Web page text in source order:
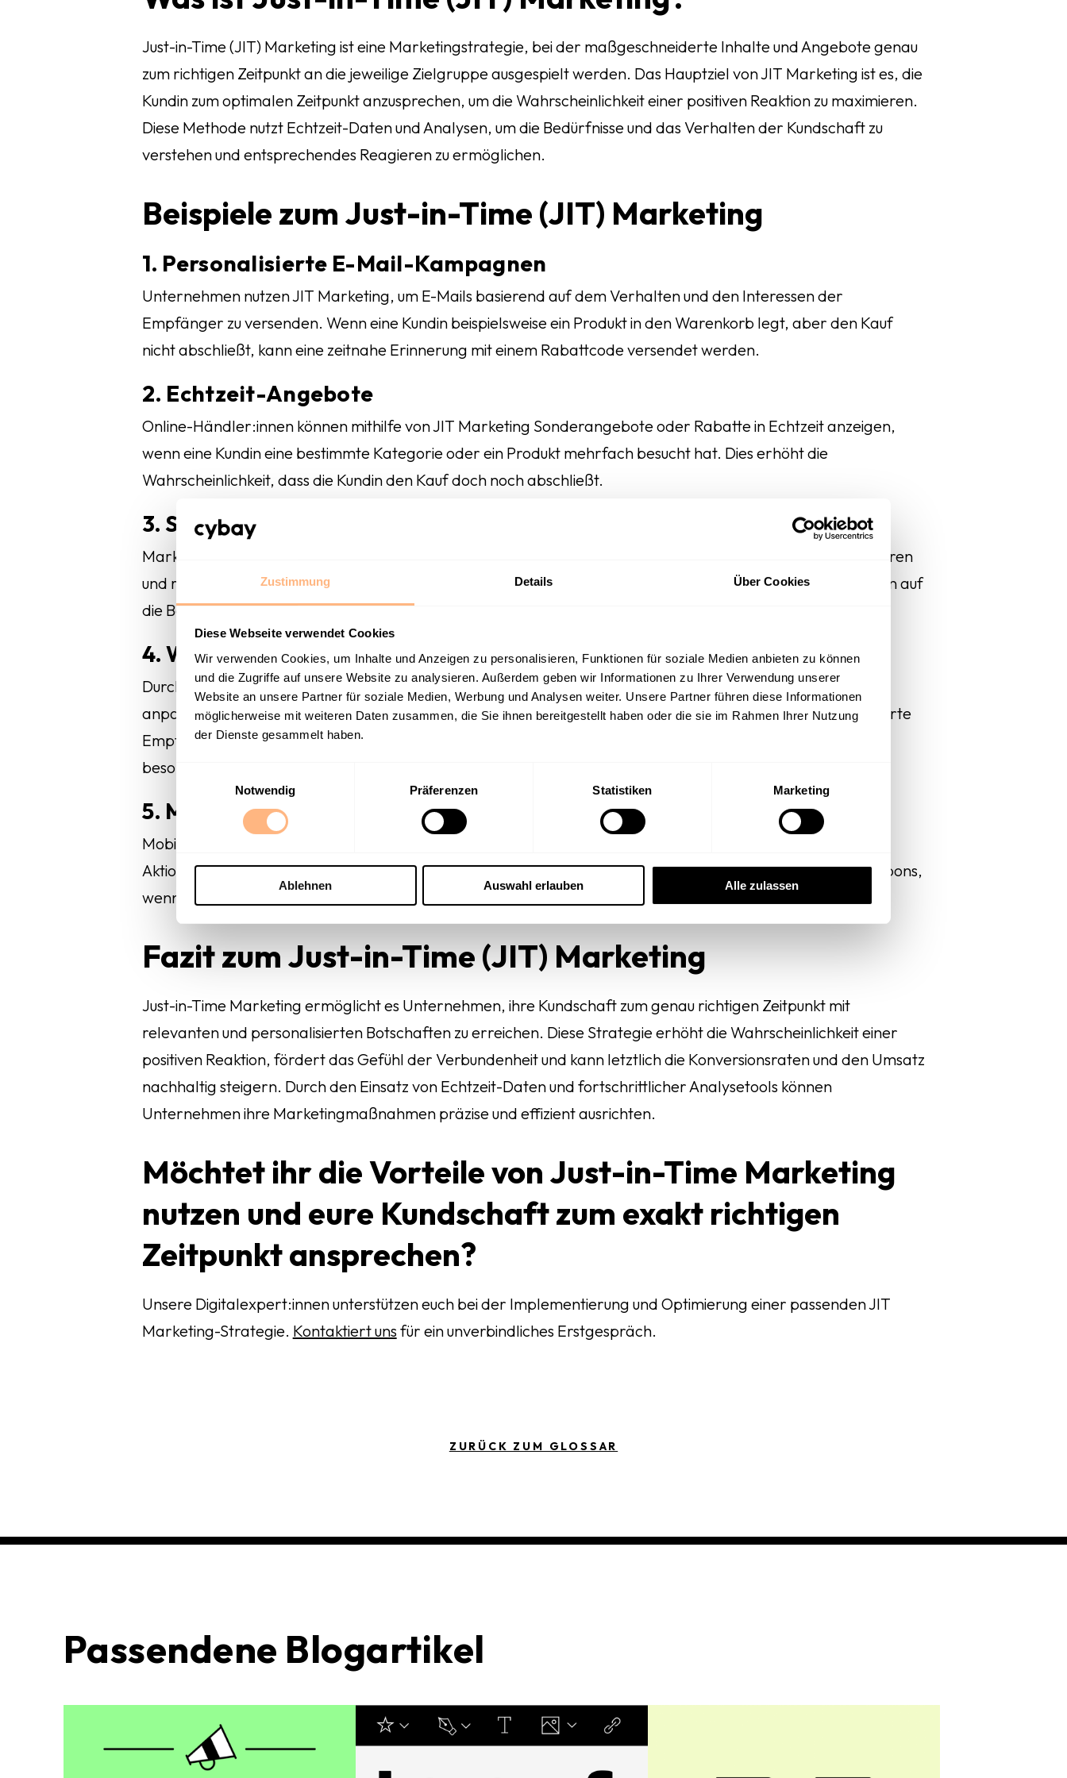
Zustimmung Details Über Cookies
Diese Webseite verwendet Cookies
Wir verwenden Cookies, um Inhalte und Anzeigen zu personalisieren, Funktionen für soziale Medien anbieten zu können
und die Zugriffe auf unsere Website zu analysieren. Außerdem geben wir Informationen zu Ihrer Verwendung unserer
Website an unsere Partner für soziale Medien, Werbung und Analysen weiter. Unsere Partner führen diese Informationen
möglicherweise mit weiteren Daten zusammen, die Sie ihnen bereitgestellt haben oder die sie im Rahmen Ihrer Nutzung
der Dienste gesammelt haben.
n
i
g
n
s
u
s
a
h
Notwendig Präferenzen Statistiken Marketing
Ablehnen Auswahl erlauben Alle zulassen
Just-in-Time (JIT) Marketing ist eine Marketingstrategie, bei der maßgeschneiderte Inhalte und Angebote genau
zum richtigen Zeitpunkt an die jeweilige Zielgruppe ausgespielt werden. Das Hauptziel von JIT Marketing ist es, die
Kundin zum optimalen Zeitpunkt anzusprechen, um die Wahrscheinlichkeit einer positiven Reaktion zu maximieren.
Diese Methode nutzt Echtzeit-Daten und Analysen, um die Bedürfnisse und das Verhalten der Kundschaft zu
verstehen und entsprechendes Reagieren zu ermöglichen.
Beispiele zum Just-in-Time (JIT) Marketing
1. Personalisierte E-Mail-Kampagnen
Unternehmen nutzen JIT Marketing, um E-Mails basierend auf dem Verhalten und den Interessen der
Empfänger zu versenden. Wenn eine Kundin beispielsweise ein Produkt in den Warenkorb legt, aber den Kauf
nicht abschließt, kann eine zeitnahe Erinnerung mit einem Rabattcode versendet werden.
2. Echtzeit-Angebote
Online-Händler:innen können mithilfe von JIT Marketing Sonderangebote oder Rabatte in Echtzeit anzeigen,
wenn eine Kundin eine bestimmte Kategorie oder ein Produkt mehrfach besucht hat. Dies erhöht die
Wahrscheinlichkeit, dass die Kundin den Kauf doch noch abschließt.
3. Social Media Interaktionen
Marken können auf Social Media Plattformen direkt auf Anfragen oder Kommentare der Kundschaft reagieren
und relevante Inhalte oder Angebote teilen. Dies fördert die Verbundenheit und zeigt, dass das Unternehmen auf
die Bedürfnisse der Kundschaft eingeht.
4. Website-Personalisierung
Durch die Analyse des Nutzungsverhaltens auf der Website können Unternehmen die Inhalte und Angebote
anpassen. Wenn Besucher:innen wiederholt bestimmte Produkte anschauen, kann die Startseite personalisierte
Empfehlungen anzeigen. Die Nutzung von Cookies und eine entsprechende Analyse der Daten sind hierzu
besonders hilfreich.
5. Mobile Push-Benachrichtigungen
Mobile Apps nutzen JIT Marketing, um Push-Benachrichtigungen zu senden, wenn Nutzer:innen bestimmte
Aktionen ausführen oder sich an einem bestimmten Standort aufhalten. Ein Beispiel ist das Senden eines Coupons,
wenn eine Kundin sich in der Nähe eines physischen Geschäfts befindet.
Fazit zum Just-in-Time (JIT) Marketing
Just-in-Time Marketing ermöglicht es Unternehmen, ihre Kundschaft zum genau richtigen Zeitpunkt mit
relevanten und personalisierten Botschaften zu erreichen. Diese Strategie erhöht die Wahrscheinlichkeit einer
positiven Reaktion, fördert das Gefühl der Verbundenheit und kann letztlich die Konversionsraten und den Umsatz
nachhaltig steigern. Durch den Einsatz von Echtzeit-Daten und fortschrittlicher Analysetools können
Unternehmen ihre Marketingmaßnahmen präzise und effizient ausrichten.
Möchtet ihr die Vorteile von Just-in-Time Marketing
nutzen und eure Kundschaft zum exakt richtigen
Zeitpunkt ansprechen?
Unsere Digitalexpert:innen unterstützen euch bei der Implementierung und Optimierung einer passenden JIT
Marketing-Strategie. Kontaktiert uns für ein unverbindliches Erstgespräch.
ZURÜCK ZUM GLOSSAR
Passendene Blogartikel